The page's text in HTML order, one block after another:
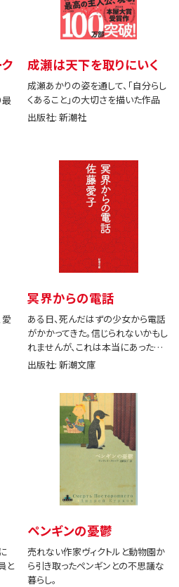
最
成瀬は天下を取りにいく
成瀬あかりの姿を通して、「自分らし
くあること」の大切さを描いた作品
出版社: 新潮社
冥界からの電話
ある日、死んだはずの少女から電話
がかかってきた。信じられないかもし
れませんが、これは本当にあった出
来事です。
出版社: 新潮文庫
と
ペンギンの憂鬱
売れない作家ヴィクトルと動物園か
ら引き取ったペンギンとの不思議な
暮らし。